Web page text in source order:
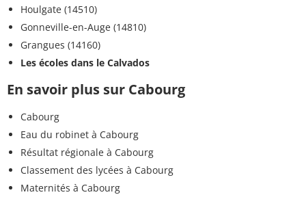
Houlgate (14510)
Gonneville-en-Auge (14810)
Grangues (14160)
Les écoles dans le Calvados
En savoir plus sur Cabourg
Cabourg
Eau du robinet à Cabourg
Résultat régionale à Cabourg
Classement des lycées à Cabourg
Maternités à Cabourg